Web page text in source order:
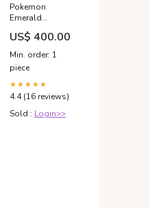
Pokemon
Emerald
(Nintendo Game
Boy Advance /
GBA) Xbox
US$ 400.00
Min. order: 1
piece
★★★★★
4.4 (16 reviews)
Sold : Login>>